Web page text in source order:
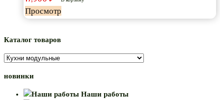
Просмотр
Каталог товаров
новинки
Наши работы